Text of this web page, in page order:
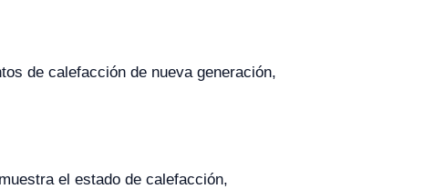
de calefacción de nueva generación,
el estado de calefacción,